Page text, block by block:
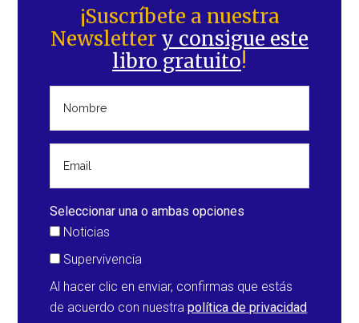
lateral
principal
¡Suscríbete a nuestra
Newsletter y consigue este
libro gratuito!
Seleccionar una o ambas opciones
Noticias
Supervivencia
Al hacer clic en enviar, confirmas que estás
de acuerdo con nuestrapolítica de privacidad